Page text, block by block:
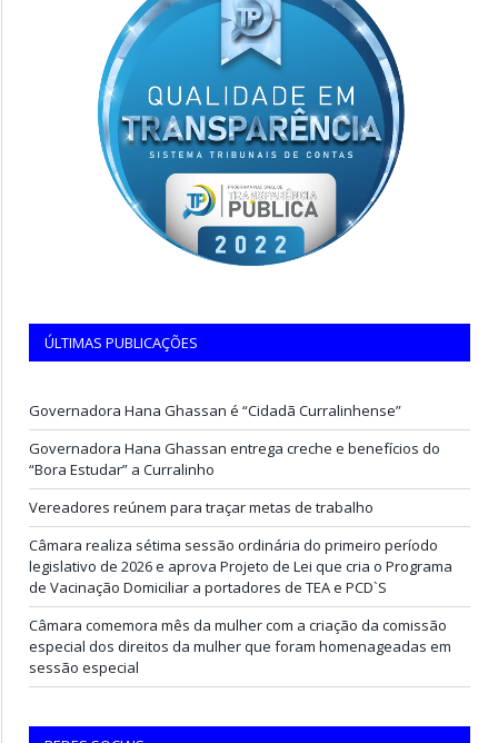
ÚLTIMAS PUBLICAÇÕES
Governadora Hana Ghassan é “Cidadã Curralinhense”
Governadora Hana Ghassan entrega creche e benefícios do
“Bora Estudar” a Curralinho
Vereadores reúnem para traçar metas de trabalho
Câmara realiza sétima sessão ordinária do primeiro período
legislativo de 2026 e aprova Projeto de Lei que cria o Programa
de Vacinação Domiciliar a portadores de TEA e PCD`S
Câmara comemora mês da mulher com a criação da comissão
especial dos direitos da mulher que foram homenageadas em
sessão especial